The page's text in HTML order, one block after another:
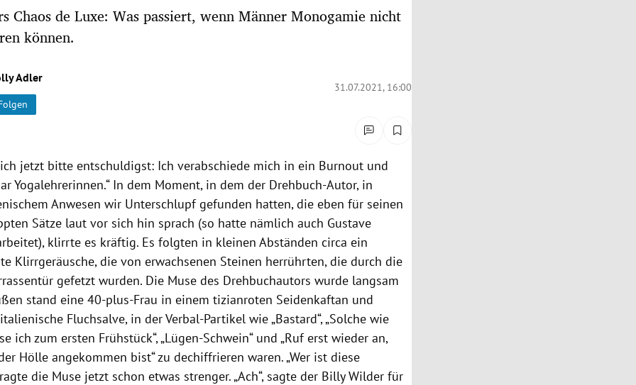
Chaos de Luxe: Was passiert, wenn Männer Monogamie nicht
können.
Adler
31.07.2021, 16:00
jetzt bitte entschuldigst: Ich verabschiede mich in ein Burnout und
Yogalehrerinnen.“ In dem Moment, in dem der Drehbuch-Autor, in
Anwesen wir Unterschlupf gefunden hatten, die eben für seinen
Sätze laut vor sich hin sprach (so hatte nämlich auch Gustave
klirrte es kräftig. Es folgten in kleinen Abständen circa ein
Klirrgeräusche, die von erwachsenen Steinen herrührten, die durch die
gefetzt wurden. Die Muse des Drehbuchautors wurde langsam
stand eine 40-plus-Frau in einem tizianroten Seidenkaftan und
Fluchsalve, in der Verbal-Partikel wie „Bastard“, „Solche wie
ich zum ersten Frühstück“, „Lügen-Schwein“ und „Ruf erst wieder an,
Hölle angekommen bist“ zu dechiffrieren waren. „Wer ist diese
die Muse jetzt schon etwas strenger. „Ach“, sagte der Billy Wilder für